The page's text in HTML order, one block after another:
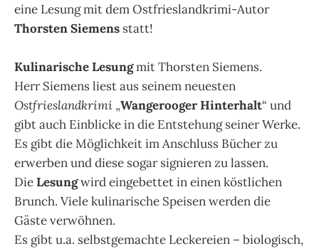
eine Lesung mit dem Ostfrieslandkrimi-Autor
Thorsten Siemens statt!
Kulinarische Lesungmit Thorsten Siemens.
Herr Siemens liest aus seinem neuesten
Ostfrieslandkrimi „Wangerooger Hinterhalt“ und
gibt auch Einblicke in die Entstehung seiner Werke.
Es gibt die Möglichkeit im Anschluss Bücher zu
erwerben und diese sogar signieren zu lassen.
DieLesungwird eingebettet in einen köstlichen
Brunch. Viele kulinarische Speisen werden die
Gäste verwöhnen.
Es gibt u.a. selbstgemachte Leckereien – biologisch,